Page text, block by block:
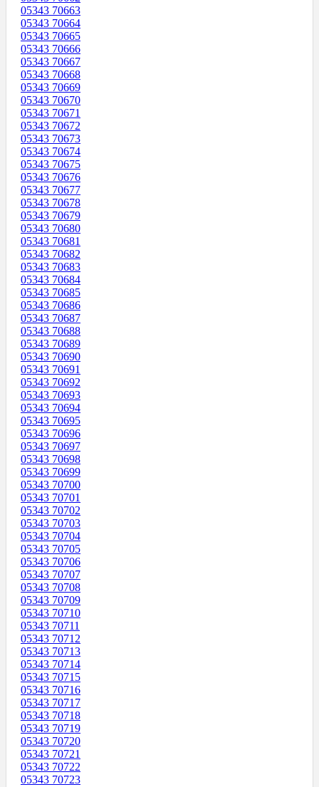
05343 70663
05343 70664
05343 70665
05343 70666
05343 70667
05343 70668
05343 70669
05343 70670
05343 70671
05343 70672
05343 70673
05343 70674
05343 70675
05343 70676
05343 70677
05343 70678
05343 70679
05343 70680
05343 70681
05343 70682
05343 70683
05343 70684
05343 70685
05343 70686
05343 70687
05343 70688
05343 70689
05343 70690
05343 70691
05343 70692
05343 70693
05343 70694
05343 70695
05343 70696
05343 70697
05343 70698
05343 70699
05343 70700
05343 70701
05343 70702
05343 70703
05343 70704
05343 70705
05343 70706
05343 70707
05343 70708
05343 70709
05343 70710
05343 70711
05343 70712
05343 70713
05343 70714
05343 70715
05343 70716
05343 70717
05343 70718
05343 70719
05343 70720
05343 70721
05343 70722
05343 70723